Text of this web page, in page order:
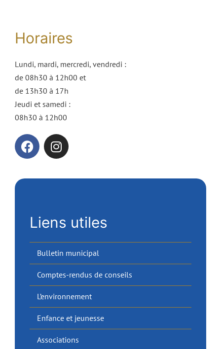
Horaires
Lundi, mardi, mercredi, vendredi :
de 08h30 à 12h00 et
de 13h30 à 17h
Jeudi et samedi :
08h30 à 12h00
Liens utiles
Bulletin municipal
Comptes-rendus de conseils
L’environnement
Enfance et jeunesse
Associations